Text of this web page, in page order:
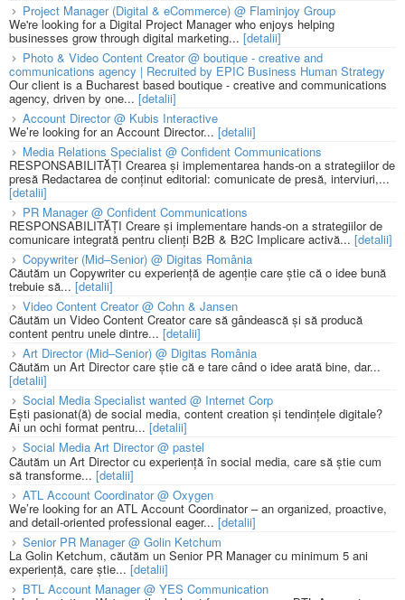
Project Manager (Digital & eCommerce) @ Flaminjoy Group
We're looking for a Digital Project Manager who enjoys helping
businesses grow through digital marketing... [detalii]
Photo & Video Content Creator @ boutique - creative and
communications agency | Recruited by EPIC Business Human Strategy
Our client is a Bucharest based boutique - creative and communications
agency, driven by one... [detalii]
Account Director @ Kubis Interactive
We’re looking for an Account Director... [detalii]
Media Relations Specialist @ Confident Communications
RESPONSABILITĂȚI Crearea și implementarea hands-on a strategiilor de
presă Redactarea de conținut editorial: comunicate de presă, interviuri,...
[detalii]
PR Manager @ Confident Communications
RESPONSABILITĂȚI Creare și implementare hands-on a strategiilor de
comunicare integrată pentru clienți B2B & B2C Implicare activă... [detalii]
Copywriter (Mid–Senior) @ Digitas România
Căutăm un Copywriter cu experiență de agenție care știe că o idee bună
trebuie să... [detalii]
Video Content Creator @ Cohn & Jansen
Căutăm un Video Content Creator care să gândească și să producă
content pentru unele dintre... [detalii]
Art Director (Mid–Senior) @ Digitas România
Căutăm un Art Director care știe că e tare când o idee arată bine, dar...
[detalii]
Social Media Specialist wanted @ Internet Corp
Ești pasionat(ă) de social media, content creation și tendințele digitale?
Ai un ochi format pentru... [detalii]
Social Media Art Director @ pastel
Căutăm un Art Director cu experiență în social media, care să știe cum
să transforme... [detalii]
ATL Account Coordinator @ Oxygen
We’re looking for an ATL Account Coordinator – an organized, proactive,
and detail-oriented professional eager... [detalii]
Senior PR Manager @ Golin Ketchum
La Golin Ketchum, căutăm un Senior PR Manager cu minimum 5 ani
experiență, care știe... [detalii]
BTL Account Manager @ YES Communication